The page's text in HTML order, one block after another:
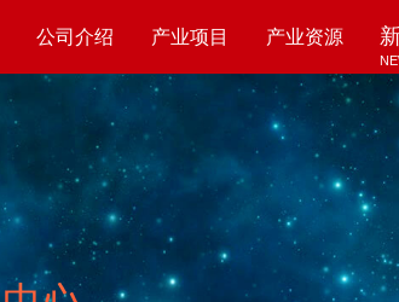
公司介绍
ABOUT US
产业项目
PROJECTS
产业资源
RESOURCES